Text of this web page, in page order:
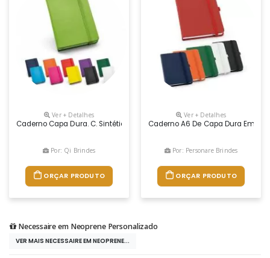
Ver + Detalhes
Caderno Capa Dura. C. Sintético. Com 80 Folhas Não Pautadas. 90 X
Por: Qi Brindes
ORÇAR PRODUTO
Ver + Detalhes
Caderno A6 De Capa Dura Em C.
Por: Personare Brindes
ORÇAR PRODUTO
Necessaire em Neoprene Personalizado
VER MAIS NECESSAIRE EM NEOPRENE...